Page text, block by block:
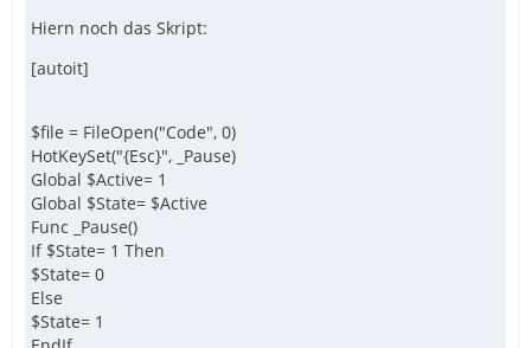
Hiern noch das Skript:
[autoit]
$file = FileOpen("Code", 0)
HotKeySet("{Esc}", _Pause)
Global $Active= 1
Global $State= $Active
Func _Pause()
If $State= 1 Then
$State= 0
Else
$State= 1